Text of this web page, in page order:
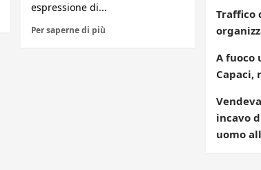
espressione di...
Per saperne di più
Traffico
A fuoco
Capaci,
incavo
uomo